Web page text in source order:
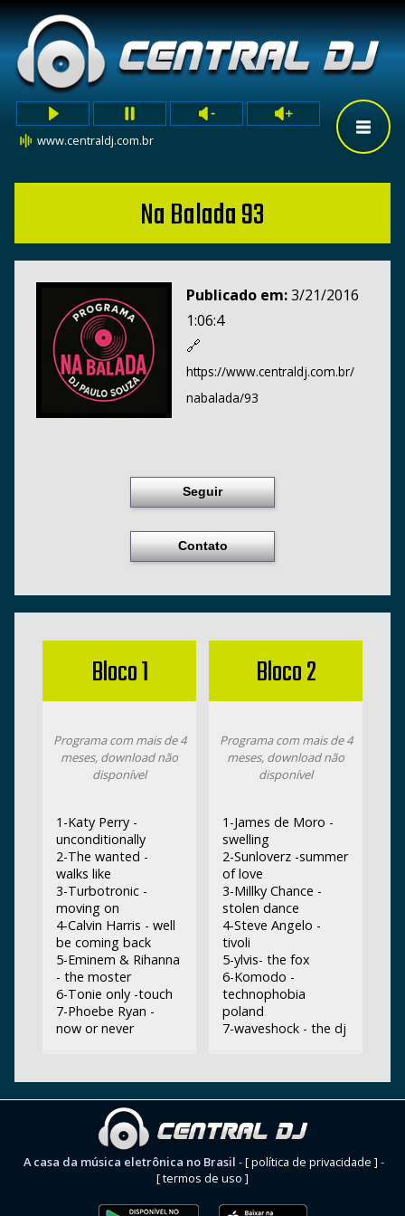
www.centraldj.com.br
Na Balada 93
Publicado em:3/21/2016
1:06:4
🔗
https://www.centraldj.com.br/
nabalada/93
Seguir
Contato
Bloco 1
Programa com mais de 4
meses, download não
disponível
1-Katy Perry -
unconditionally
2-The wanted -
walks like
3-Turbotronic -
moving on
4-Calvin Harris - well
be coming back
5-Eminem & Rihanna
- the moster
6-Tonie only -touch
7-Phoebe Ryan -
now or never
Bloco 2
Programa com mais de 4
meses, download não
disponível
1-James de Moro -
swelling
2-Sunloverz -summer
of love
3-Millky Chance -
stolen dance
4-Steve Angelo -
tivoli
5-ylvis- the fox
6-Komodo -
technophobia
poland
7-waveshock - the dj
A casa da música eletrônica no Brasil -[ política de privacidade ] -
[ termos de uso ]